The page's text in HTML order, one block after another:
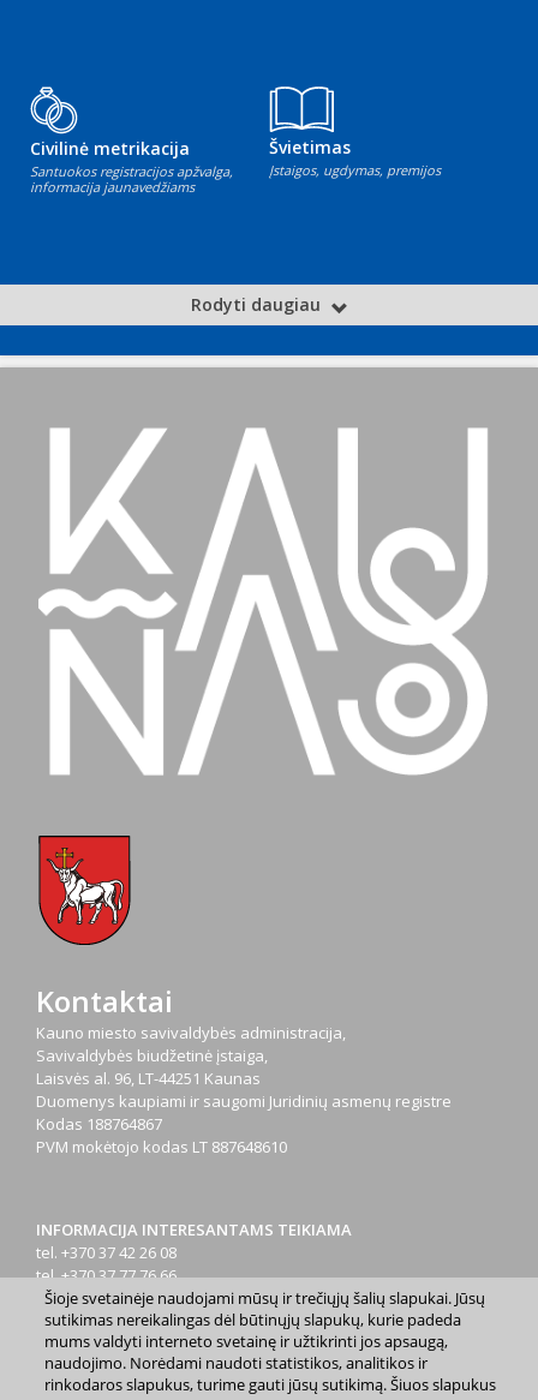
Civilinė metrikacija
Santuokos registracijos apžvalga,
informacija jaunavedžiams
Švietimas
Įstaigos, ugdymas, premijos
Rodyti daugiau
Kontaktai
Kauno miesto savivaldybės administracija,
Savivaldybės biudžetinė įstaiga,
Laisvės al. 96, LT-44251 Kaunas
Duomenys kaupiami ir saugomi Juridinių asmenų registre
Kodas 188764867
PVM mokėtojo kodas LT 887648610
INFORMACIJA INTERESANTAMS TEIKIAMA
tel. +370 37 42 26 08
tel. +370 37 77 76 66
tel. +370 660 07000
el. p.info@kaunas.lt
Šioje svetainėje naudojami mūsų ir trečiųjų šalių slapukai. Jūsų
sutikimas nereikalingas dėl būtinųjų slapukų, kurie padeda
mums valdyti interneto svetainę ir užtikrinti jos apsaugą,
naudojimo. Norėdami naudoti statistikos, analitikos ir
rinkodaros slapukus, turime gauti jūsų sutikimą. Šiuos slapukus